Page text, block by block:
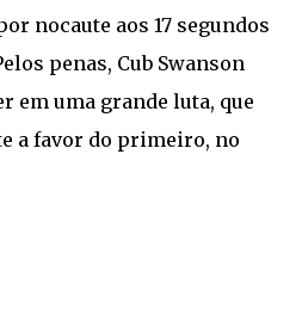
nocaute aos 17 segundos
penas, Cub Swanson
em uma grande luta, que
a favor do primeiro, no